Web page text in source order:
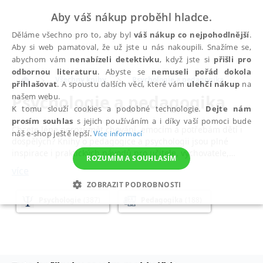
Všechny knihy Psychologie a pedagogika
Psychologie a pedagogika
Chcete lépe porozumět chování, emocím a potřebám dětí i
dospělých? Knihy o pedagogice a psychologii jsou plné
inspirace i praktických návodů pro učitele, vychovatele,
pomáhající profese i rodiče – pomáhají rozvíjet empatii,
jistotu. V této kategorii najdete knihy zaměřené na teorii i
psychologie a pedagogických oborů, pedagogická literatura,
Aby váš nákup proběhl hladce.
Děláme všechno pro to, aby bylváš nákup co nejpohodlnější.
Aby si web pamatoval, že už jste u nás nakoupili. Snažíme se,
abychom vám nenabízeli detektivku, když jste si přišli pro
odbornou literaturu. Abyste se nemuseli pořád dokola
přihlašovat. A spoustu dalších věcí, které vám ulehčí nákup na
našem webu.
K tomu slouží cookies a podobné technologie. Dejte nám
prosím souhlas s jejich používáním a i díky vaší pomoci bude
náš e-shop ještě lepší.Více informací
ROZUMÍM A SOUHLASÍM
ZOBRAZIT PODROBNOSTI
NEZBYTNÉ ANALYTICKÉ MARKETINGOVÉ